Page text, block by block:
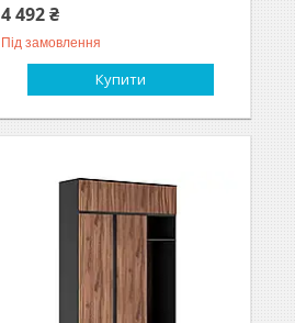
4 492 ₴
Під замовлення
Купити